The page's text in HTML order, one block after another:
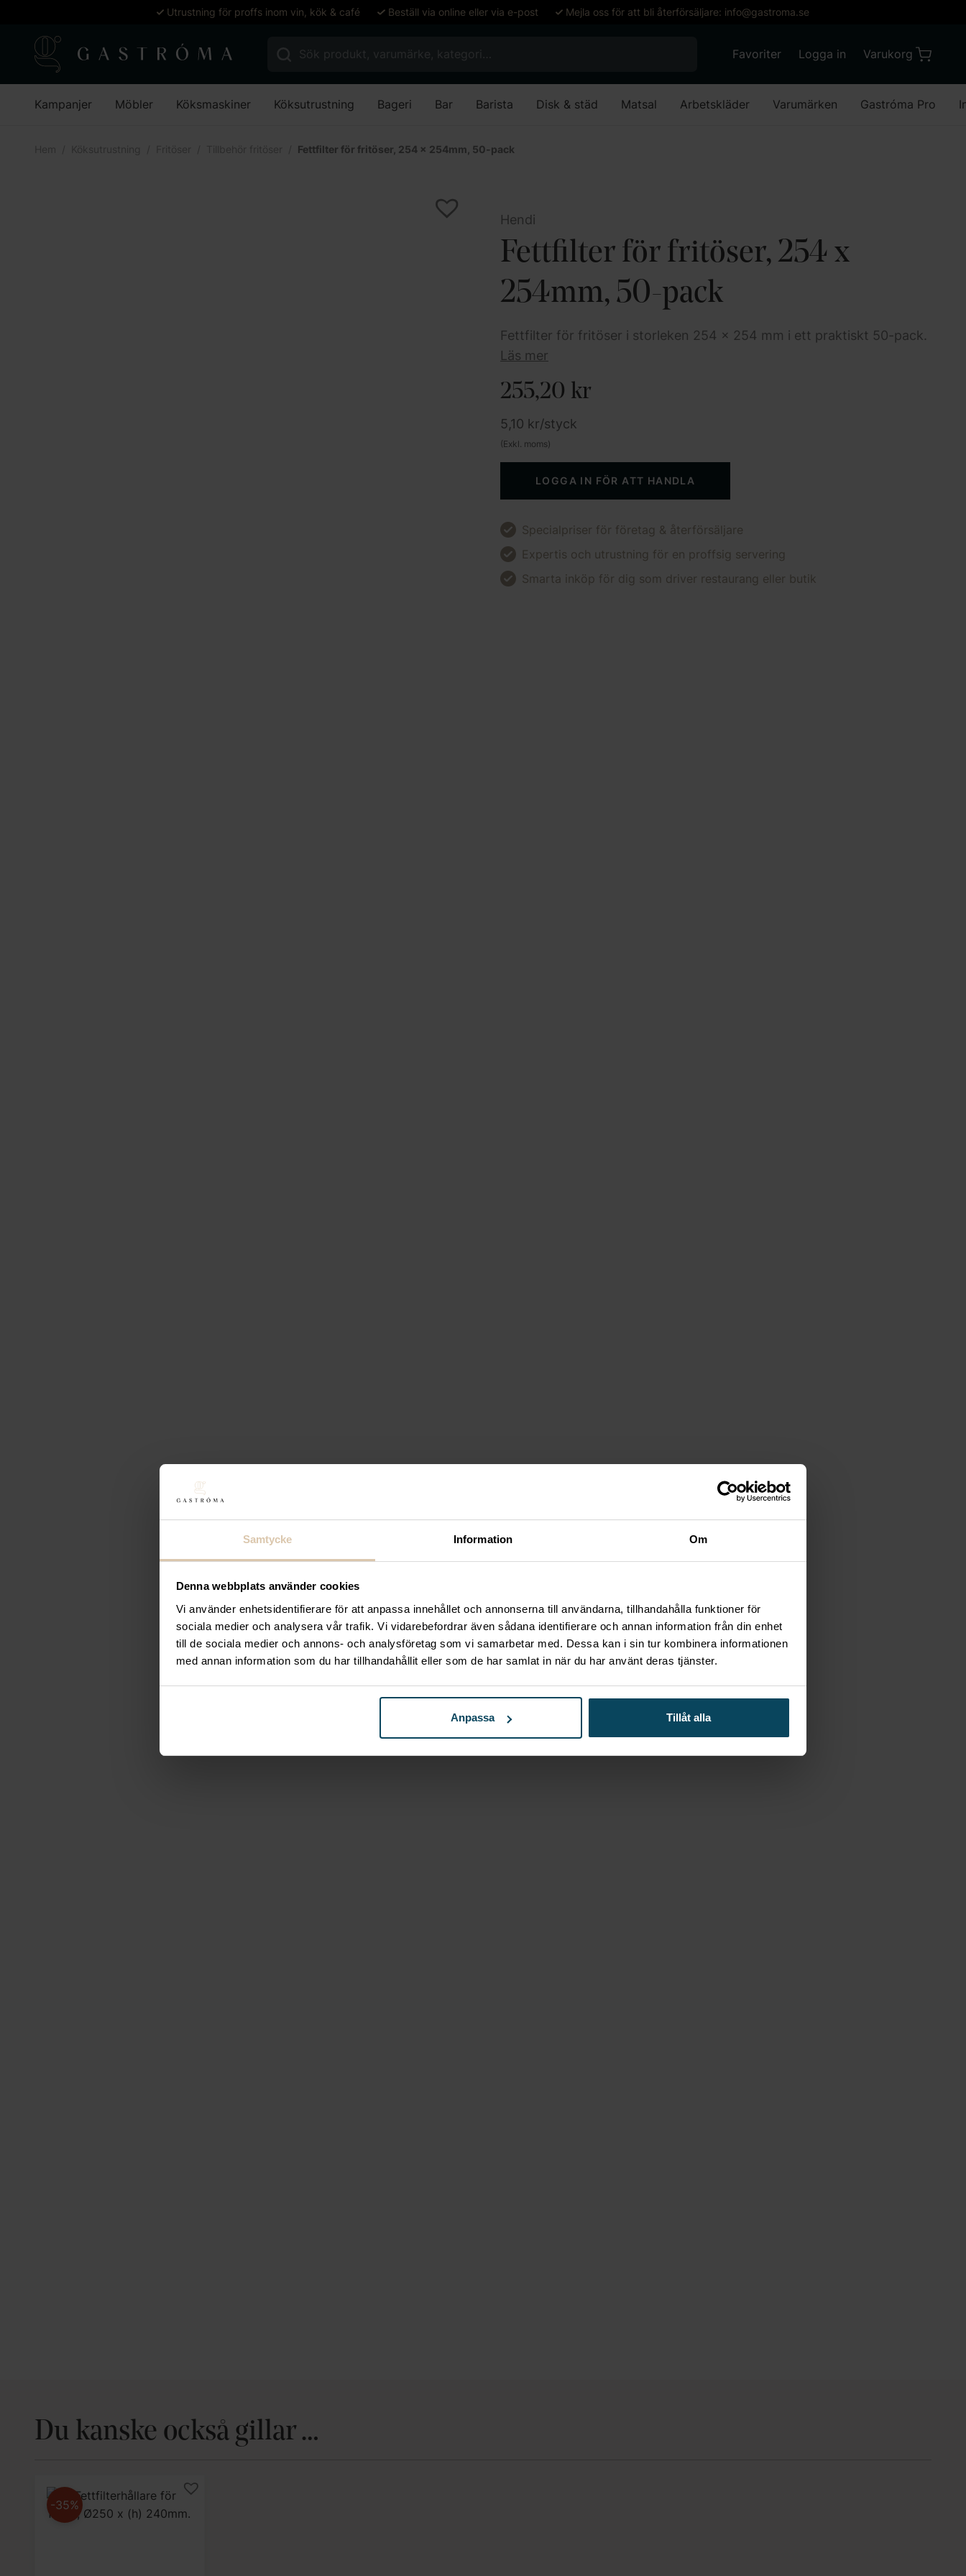
Samtycke Information Om
Denna webbplats använder cookies
Vi använder enhetsidentifierare för att anpassa innehållet och annonserna till användarna, tillhandahålla funktioner för
sociala medier och analysera vår trafik. Vi vidarebefordrar även sådana identifierare och annan information från din enhet
till de sociala medier och annons- och analysföretag som vi samarbetar med. Dessa kan i sin tur kombinera informationen
med annan information som du har tillhandahållit eller som de har samlat in när du har använt deras tjänster.
Anpassa Tillåt alla
Utrustning för proffs inom vin, kök & café Beställ via online eller via e-post Mejla oss för att bli återförsäljare: info@gastroma.se
Sök efter: När automatisk komplettering av resultat är
Favoriter
Favoriter Logga in
Mitt konto Varukorg Varukorg
Kampanjer Möbler Köksmaskiner Köksutrustning Bageri Bar Barista Disk & städ Matsal Arbetskläder Varumärken Gastróma Pro
Fettfilter för fritöser, 254 x 254mm, 50-pack
Hendi
Fettfilter för fritöser, 254 x
254mm, 50-pack
Fettfilter för fritöser i storleken 254 x 254 mm i ett praktiskt 50-pack.
Läs mer
255,20 kr
5,10 kr/styck
(Exkl. moms)
LOGGA IN FÖR ATT HANDLA
Specialpriser för företag & återförsäljare
Expertis och utrustning för en proffsig servering
Smarta inköp för dig som driver restaurang eller butik
Du kanske också gillar …
-35%